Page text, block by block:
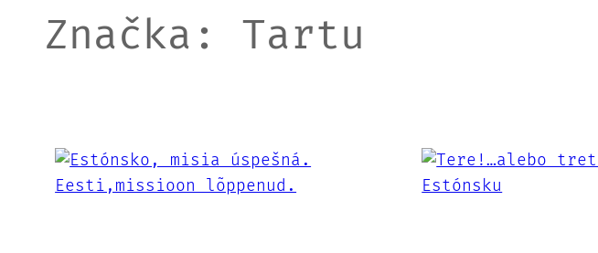
Značka: Tartu